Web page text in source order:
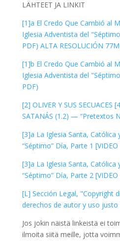
LÄHTEET JA LINKIT
[1]a El Credo Que Cambió al
Iglesia Adventista del
PDF) ALTA RESOLUCIÓN
[1]b El Credo Que Cambió al
Iglesia Adventista del
PDF)
[2] OLIVER Y SUS SECUACES
SATANÁS (1.2) — “Pretextos
[3]a La Iglesia Santa, Católica
“Séptimo” Día, Parte 1
[3]a La Iglesia Santa, Católica
“Séptimo” Día, Parte 2
[L] Sección Legal, "Copyright
derechos de autor y uso justo
Jos jokin näistä linkeistä ei
ilmoita siitä meille, jotta